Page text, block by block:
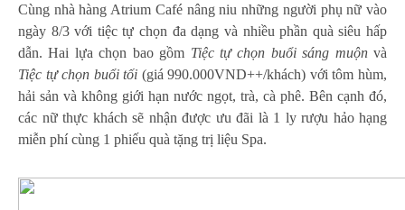
Cùng nhà hàng Atrium Café nâng niu những người phụ nữ vào
ngày 8/3 với tiệc tự chọn đa dạng và nhiều phần quà siêu hấp
dẫn. Hai lựa chọn bao gồm Tiệc tự chọn buổi sáng muộnvà
Tiệc tự chọn buổi tối (giá 990.000VND++/khách) với tôm hùm,
hải sản và không giới hạn nước ngọt, trà, cà phê. Bên cạnh đó,
các nữ thực khách sẽ nhận được ưu đãi là 1 ly rượu hảo hạng
miễn phí cùng 1 phiếu quà tặng trị liệu Spa.